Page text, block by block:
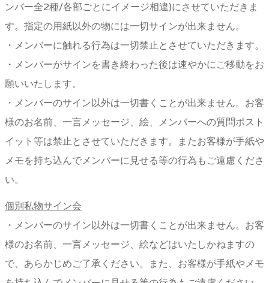
ンバー全2種/各部ごとにイメージ相違)にさせていただきま
す。指定の用紙以外の物には一切サインが出来ません。
・メンバーに触れる行為は一切禁止とさせていただきます。
・メンバーがサインを書き終わった後は速やかにご移動をお
願いいたします。
・メンバーのサイン以外は一切書くことが出来ません。お客
様のお名前、一言メッセージ、絵、メンバーへの質問ポスト
イット等は禁止とさせていただきます。またお客様が手紙や
メモを持ち込んでメンバーに見せる等の行為もご遠慮くださ
い。
個別私物サイン会
・メンバーのサイン以外は一切書くことが出来ません。お客
様のお名前、一言メッセージ、絵などはいたしかねますの
で、あらかじめご了承ください。また、お客様が手紙やメモ